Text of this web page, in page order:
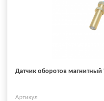
Датчик оборотов магнитный
Артикул